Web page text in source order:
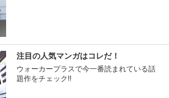
注目の人気マンガはコレだ！
ウォーカープラスで今一番読まれている話
題作をチェック!!